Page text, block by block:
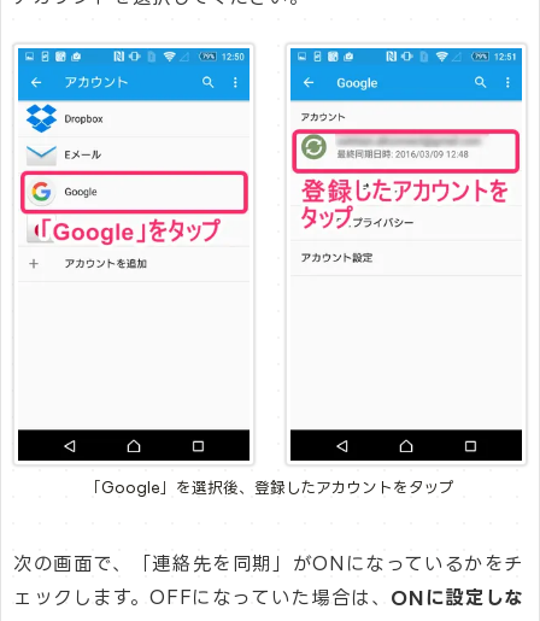
「Google」を選択後、登録したアカウントをタップ
次の画面で、「連絡先を同期」がONになっているかをチ
ェックします。OFFになっていた場合は、 ONに設定しな